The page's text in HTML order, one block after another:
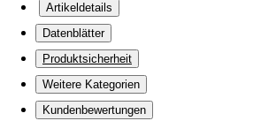
Artikeldetails
Datenblätter
Produktsicherheit
Weitere Kategorien
Kundenbewertungen